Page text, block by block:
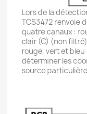
Lors de la
TCS3472 renvoie
quatre canaux :
clair (C) (non
rouge, vert et
déterminer les
source